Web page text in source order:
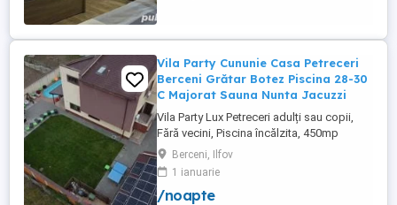
Vila Party Cununie Casa Petreceri
Berceni Grătar Botez Piscina 28-30
C Majorat Sauna Nunta Jacuzzi
Vila Party Lux Petreceri adulți sau copii,
Fără vecini, Piscina încălzita, 450mp
S+P+2E lângă București ( Berceni- Ilfov) ,
asfalt, Uber Bolt ,pentru cazare regim
hotelier, petreceri copii, pool party 30 ,
onomastici , nunti , botezuri, team building
Berceni, Ilfov
1 ianuarie
/noapte